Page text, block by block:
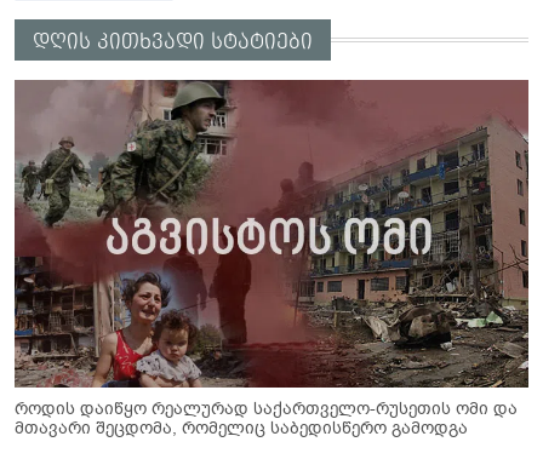
დღის კითხვადი სტატიები
როდის დაიწყო რეალურად საქართველო-რუსეთის ომი და
მთავარი შეცდომა, რომელიც საბედისწერო გამოდგა